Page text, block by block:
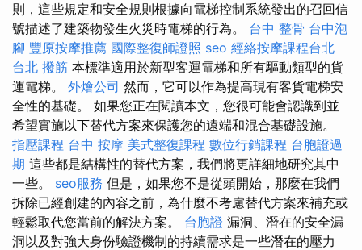
則，這些規定和安全規則根據向電梯控制系統發出的召回信
號描述了建築物發生火災時電梯的行為。 台中 整骨 台中泡
腳 豐原按摩推薦 國際整復師證照 seo 經絡按摩課程台北
台北 撥筋 本標準適用於新型客運電梯和所有驅動類型的貨
運電梯。 外燴公司 然而，它可以作為提高現有客貨電梯安
全性的基礎。 如果您正在閱讀本文，您很可能會認識到並
希望實施以下替代方案來保護您的遠端和混合基礎設施。
指壓課程 台中 按摩 美式整復課程 數位行銷課程 台胞證過
期 這些都是結構性的替代方案，我們將更詳細地研究其中
一些。 seo服務 但是，如果您不是從頭開始，那麼在我們
拆除已經創建的內容之前，為什麼不考慮替代方案來補充或
輕鬆取代您當前的解決方案。 台胞證 漏洞、潛在的安全漏
洞以及對強大身份驗證機制的持續需求是一些潛在的壓力